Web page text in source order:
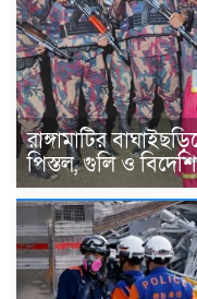
রাঙ্গামাটির
পিস্তল, গুলি ও